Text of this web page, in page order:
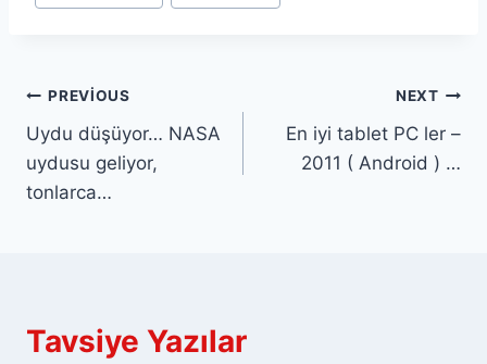
Yazı
gezinmesi
PREVIOUS
Uydu düşüyor… NASA
uydusu geliyor,
tonlarca…
NEXT
En iyi tablet PC ler –
2011 ( Android ) …
Tavsiye Yazılar